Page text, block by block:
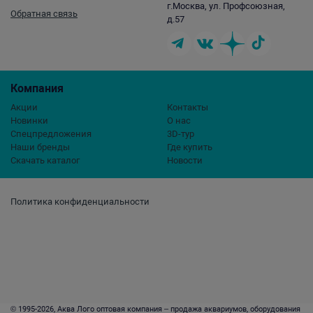
Политика конфиденциальности
Компания
Акции
Новинки
Спецпредложения
Наши бренды
Скачать каталог
Контакты
О нас
3D-тур
Где купить
Новости
Обратная связь
г.Москва, ул. Профсоюзная,
д.57
© 1995-2026, Аква Лого оптовая компания – продажа аквариумов, оборудования